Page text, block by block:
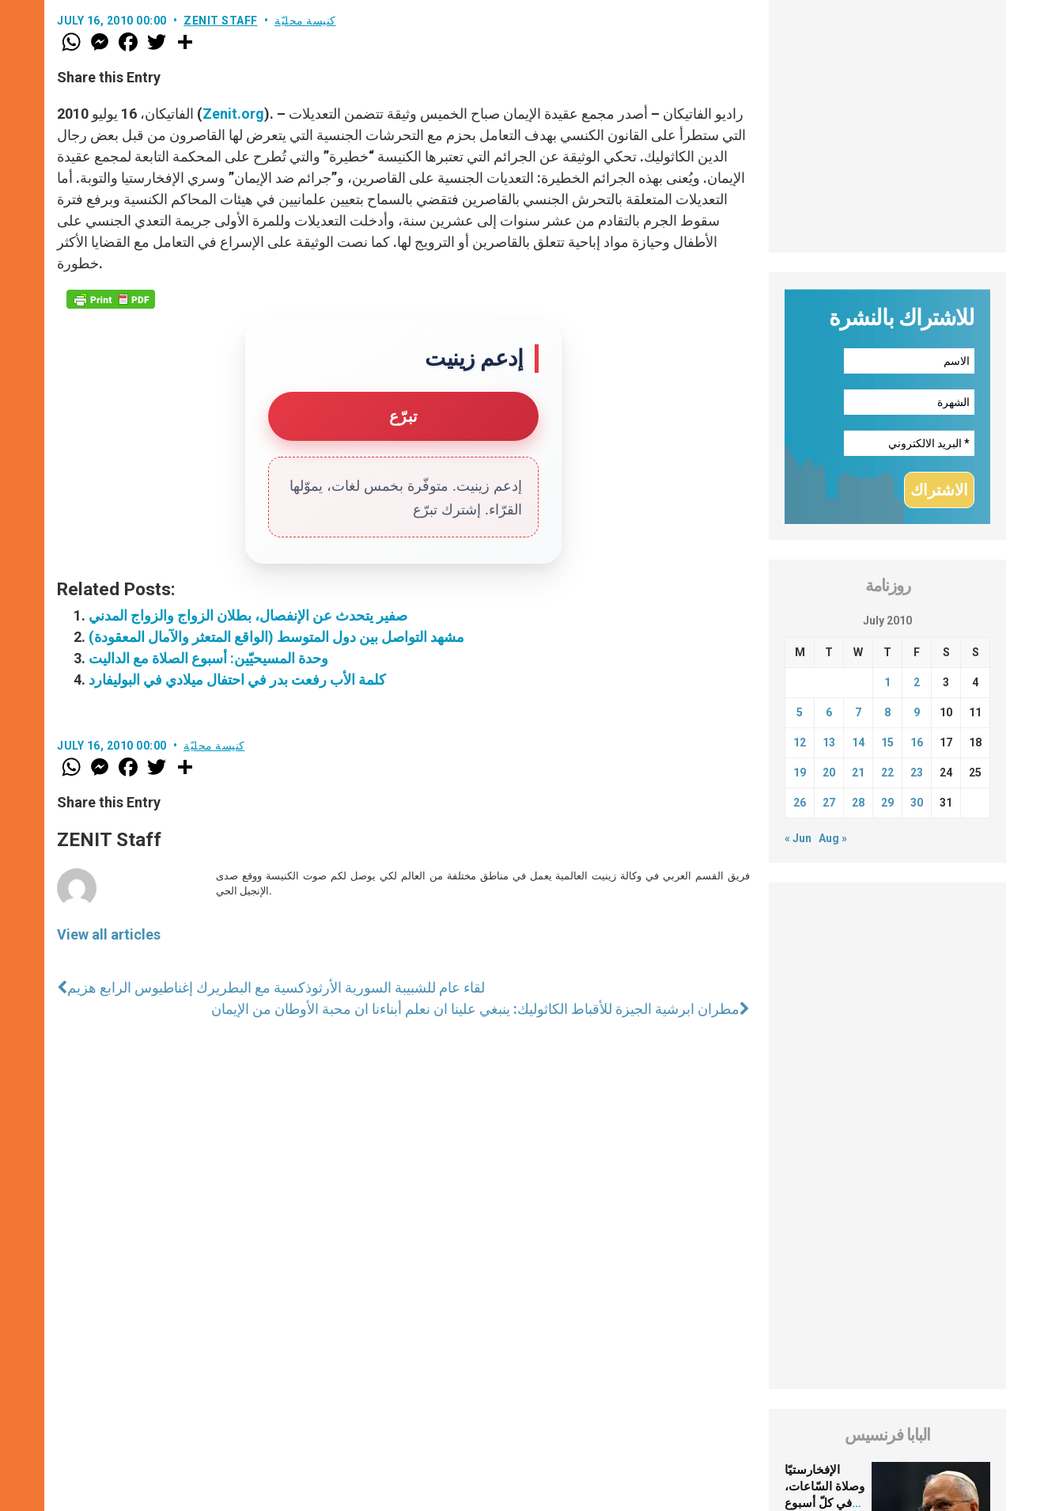
JULY 16, 2010 00:00 ZENIT STAFF كنيسة محليّة
W
h
t
s
p
p
M
e
s
e
g
e
r
F
a
e
b
o
k
w
r
Share this Entry
الفاتيكان، 16 يوليو 2010 (Zenit.org). – راديو الفاتيكان – أصدر مجمع عقيدة الإيمان صباح الخميس وثيقة تتضمن التعديلات
التي ستطرأ على القانون الكنسي بهدف التعامل بحزم مع التحرشات الجنسية التي يتعرض لها القاصرون من قبل بعض رجال
الدين الكاثوليك. تحكي الوثيقة عن الجرائم التي تعتبرها الكنيسة “خطيرة” والتي تُطرح على المحكمة التابعة لمجمع عقيدة
الإيمان. ويُعنى بهذه الجرائم الخطيرة: التعديات الجنسية على القاصرين، و”جرائم ضد الإيمان” وسري الإفخارستيا والتوبة. أما
التعديلات المتعلقة بالتحرش الجنسي بالقاصرين فتقضي بالسماح بتعيين علمانيين في هيئات المحاكم الكنسية وبرفع فترة
سقوط الجرم بالتقادم من عشر سنوات إلى عشرين سنة، وأدخلت التعديلات وللمرة الأولى جريمة التعدي الجنسي على
الأطفال وحيازة مواد إباحية تتعلق بالقاصرين أو الترويج لها. كما نصت الوثيقة على الإسراع في التعامل مع القضايا الأكثر
خطورة.
إدعم زينيت
تبرّع
إدعم زينيت. متوفّرة بخمس لغات، يموّلها
القرّاء. إشترك تبرّع
Related Posts:
صفير يتحدث عن الإنفصال، بطلان الزواج والزواج المدني
مشهد التواصل بين دول المتوسط (الواقع المتعثر والآمال المعقودة)
وحدة المسيحيّين: أسبوع الصلاة مع الداليت
كلمة الأب رفعت بدر في احتفال ميلادي في البوليفارد
JULY 16, 2010 00:00 كنيسة محليّة
W
h
t
s
p
p
M
e
s
e
g
e
F
a
e
b
o
k
w
Share this Entry
ZENIT Staff
View all articles
فريق القسم العربي في وكالة زينيت العالمية يعمل في مناطق مختلفة من العالم لكي يوصل لكم صوت الكنيسة ووقع صدى
الإنجيل الحي.
لقاء عام للشبيبة السورية الأرثوذكسية مع البطريرك إغناطيوس الرابع هزيم
مطران ابرشية الجيزة للأقباط الكاثوليك: ينبغي علينا ان نعلم أبناءنا ان محبة الأوطان من الإيمان
للاشتراك بالنشرة
روزنامة
July 2010
M T W T F S S
1 2 3 4
5 6 7 8 9 10 11
12 13 14 15 16 17 18
19 20 21 22 23 24 25
26 27 28 29 30 31
« Jun Aug »
البابا فرنسيس
الإفخارستيّا
وصلاة السّاعات،
في كلّ أسبوع